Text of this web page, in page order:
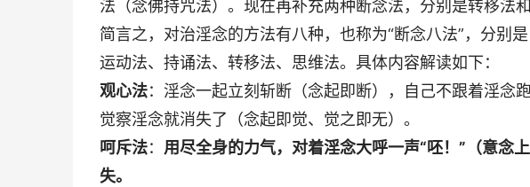
法（念佛持咒法）。现在再补充两种断念法，分别是转移法和
简言之，对治淫念的方法有八种，也称为“断念八法”，分别
运动法、持诵法、转移法、思维法。具体内容解读如下：
观心法：淫念一起立刻斩断（念起即断），自己不跟着淫念
觉察淫念就消失了（念起即觉、觉之即无）。
呵斥法： 用尽全身的力气，对着淫念大呼一声“呸！”（意念
失。